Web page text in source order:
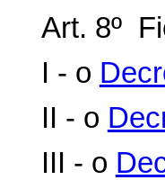
Art. 8º
I - o
II - o
III - o